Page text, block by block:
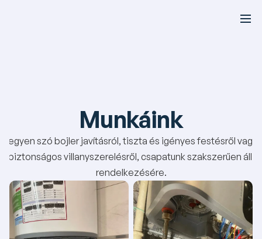
Munkáink
Legyen szó bojler javításról, tiszta és igényes festésről vagy
biztonságos villanyszerelésről, csapatunk szakszerűen áll
rendelkezésére.